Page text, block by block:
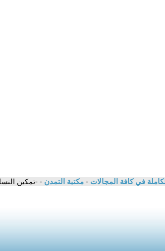
في كافة المجالات - مكتبة التمدن - -تمكين